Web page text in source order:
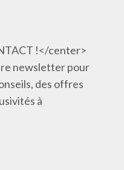
!</center>
newsletter pour
des offres
à